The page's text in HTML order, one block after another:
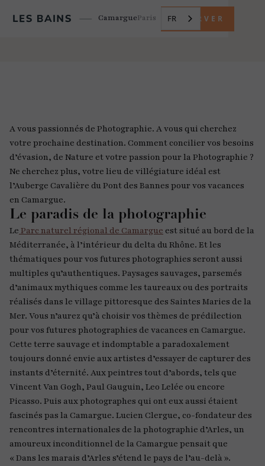
CamargueParis FR
RÉSERVER
A vous passionnés de Photographie. A vous qui cherchez
votre prochaine destination. Comment concilier vos besoins
d’évasion, de Nature et votre passion pour la Photographie ?
Ne cherchez plus, votre lieu de villégiature idéal est
l’Auberge Cavalière du Pont des Bannes pour vos vacances
en Camargue.
Le paradis de la photographie
Le Parc naturel régional de Camargue est situé au bord de la
Méditerranée, à l’intérieur du delta du Rhône. Et les
thématiques pour vos futures photographies seront aussi
multiples qu’authentiques. Paysages sauvages, parsemés
d’animaux mythiques comme les taureaux ou des portraits
réalisés dans le village pittoresque des Saintes Maries de la
Mer. Vous n’aurez qu’à choisir vos thèmes de prédilection
pour vos futures photographies de vacances en Camargue.
Cette terre sauvage et indomptable a paradoxalement
toujours donné envie aux artistes d’essayer de capturer des
instants d’éternité. Aux peintres tout d’abords, tels que
Vincent Van Gogh, Paul Gauguin, Leo Lelée ou encore
Picasso. Puis aux photographes qui ont eux aussi étaient
fascinés pas la Camargue. Lucien Clergue, co-fondateur des
rencontres internationales de la photographie d’Arles, un
amoureux inconditionnel de la Camargue pensait que
« Dans les marais d’Arles s’étend le pays de l’au-delà ».